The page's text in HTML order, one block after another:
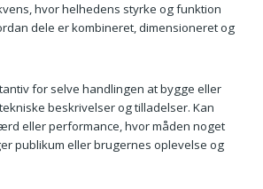
hvor helhedens styrke og funktion
dele er kombineret, dimensioneret og
for selve handlingen at bygge eller
beskrivelser og tilladelser. Kan
eller performance, hvor måden noget
publikum eller brugernes oplevelse og